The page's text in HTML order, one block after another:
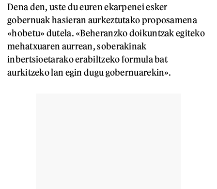
Dena den, uste du euren ekarpenei esker
gobernuak hasieran aurkeztutako proposamena
«hobetu» dutela. «Beheranzko doikuntzak egiteko
mehatxuaren aurrean, soberakinak
inbertsioetarako erabiltzeko formula bat
aurkitzeko lan egin dugu gobernuarekin».